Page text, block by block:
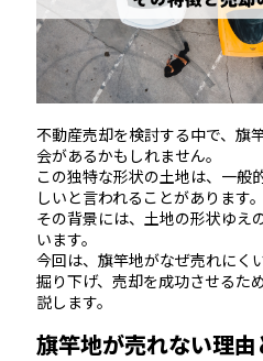
不動産売却を検討する中で、旗
会があるかもしれません。
この独特な形状の土地は、一般
しいと言われることがあります。
その背景には、土地の形状ゆえ
います。
今回は、旗竿地がなぜ売れにく
掘り下げ、売却を成功させるた
説します。
旗竿地が売れない理由